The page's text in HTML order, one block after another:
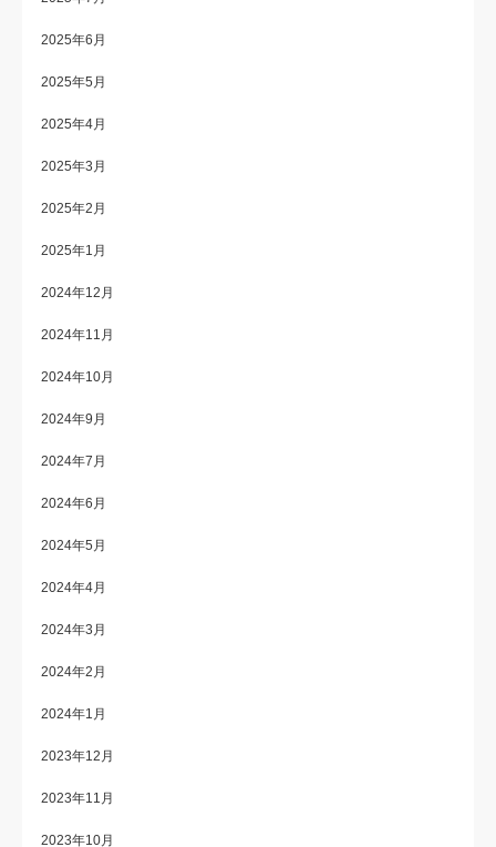
2025年6月
2025年5月
2025年4月
2025年3月
2025年2月
2025年1月
2024年12月
2024年11月
2024年10月
2024年9月
2024年7月
2024年6月
2024年5月
2024年4月
2024年3月
2024年2月
2024年1月
2023年12月
2023年11月
2023年10月